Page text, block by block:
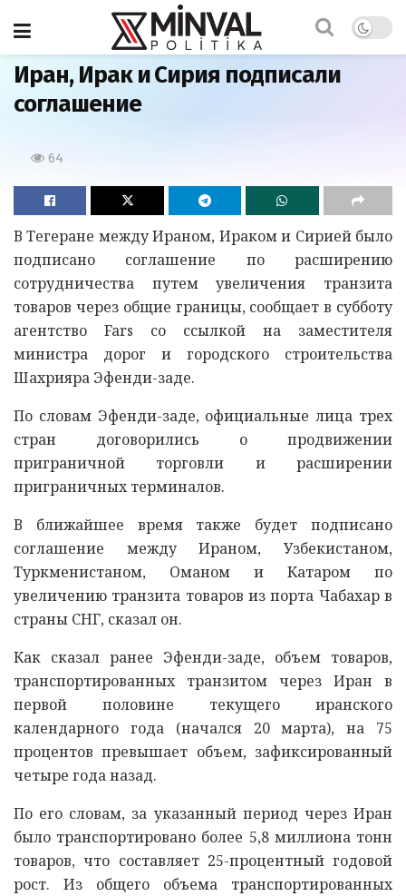
Главная
Иран, Ирак и Сирия подписали
соглашение
64
В Тегеране между Ираном, Ираком и Сирией было
подписано соглашение по расширению
сотрудничества путем увеличения транзита
товаров через общие границы, сообщает в субботу
агентство Fars со ссылкой на заместителя
министра дорог и городского строительства
Шахрияра Эфенди-заде.
По словам Эфенди-заде, официальные лица трех
стран договорились о продвижении
приграничной торговли и расширении
приграничных терминалов.
В ближайшее время также будет подписано
соглашение между Ираном, Узбекистаном,
Туркменистаном, Оманом и Катаром по
увеличению транзита товаров из порта Чабахар в
страны СНГ, сказал он.
Как сказал ранее Эфенди-заде, объем товаров,
транспортированных транзитом через Иран в
первой половине текущего иранского
календарного года (начался 20 марта), на 75
процентов превышает объем, зафиксированный
четыре года назад.
По его словам, за указанный период через Иран
было транспортировано более 5,8 миллиона тонн
товаров, что составляет 25-процентный годовой
рост. Из общего объема транспортированных